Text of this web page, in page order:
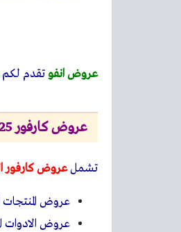
عروض انفوتقدم لكم
عروض كارفور 2025
تشملعروض كارفور
عروض المنتجات
عروض الادوات